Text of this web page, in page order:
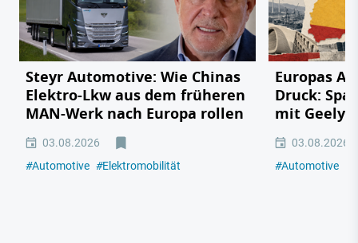
Steyr Automotive: Wie Chinas
Elektro-Lkw aus dem früheren
MAN-Werk nach Europa rollen
03.08.2026
#Automotive #Elektromobilität
Europas
Druck:
mit Geely,
03.08.2026
#Automotive